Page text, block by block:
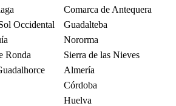
Comarca de Antequera
Occidental
Guadalteba
Nororma
Ronda
Sierra de las Nieves
Almería
Córdoba
Huelva